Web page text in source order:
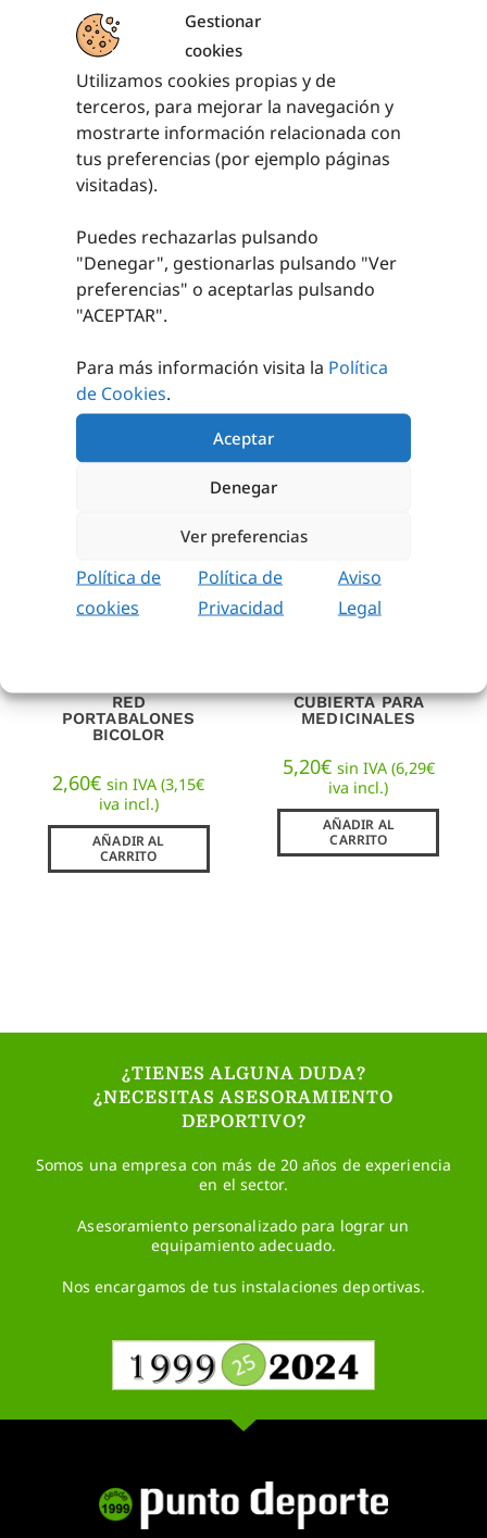
Gestionar
cookies
Utilizamos cookies propias y de
terceros, para mejorar la navegación y
mostrarte información relacionada con
tus preferencias (por ejemplo páginas
visitadas).
Puedes rechazarlas pulsando
"Denegar", gestionarlas pulsando "Ver
preferencias" o aceptarlas pulsando
"ACEPTAR".
Para más información visita la Política
de Cookies.
Aceptar
Denegar
Ver preferencias
Política de
cookies
Política de
Privacidad
Aviso
Legal
PRODUCTOS RELACIONADOS
BALÓN
BALONMANO
6,75€
55,00€ - 75,00
OPCIONES
RED
PORTABALONES
BICOLOR
2,60€ sin IVA (3,15€
iva incl.)
AÑADIR AL
CARRITO
CUBIERTA PARA
MEDICINALES
5,20€ sin IVA (6,29€
iva incl.)
AÑADIR AL
CARRITO
¿TIENES ALGUNA DUDA?
¿NECESITAS ASESORAMIENTO
DEPORTIVO?
Somos una empresa con más de 20 años de experiencia
en el sector.
Asesoramiento personalizado para lograr un
equipamiento adecuado.
Nos encargamos de tus instalaciones deportivas.